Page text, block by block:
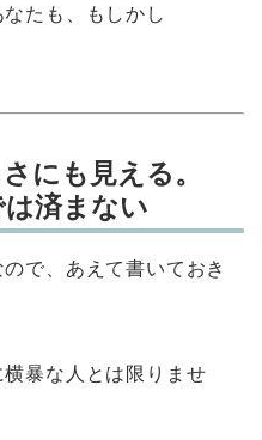
たも、もしかし
にも見える。
済まない
で、あえて書いておき
横暴な人とは限りませ